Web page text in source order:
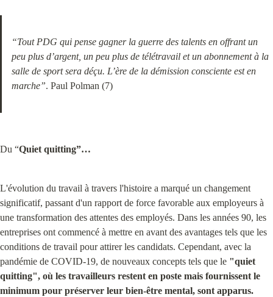
“Tout PDG qui pense gagner la guerre des talents en offrant un
peu plus d’argent, un peu plus de télétravail et un abonnement à la
salle de sport sera déçu. L’ère de la démission consciente est en
marche”. Paul Polman (7)
Du “Quiet quitting”…
L'évolution du travail à travers l'histoire a marqué un changement
significatif, passant d'un rapport de force favorable aux employeurs à
une transformation des attentes des employés. Dans les années 90, les
entreprises ont commencé à mettre en avant des avantages tels que les
conditions de travail pour attirer les candidats. Cependant, avec la
pandémie de COVID-19, de nouveaux concepts tels que le "quiet
quitting", où les travailleurs restent en poste mais fournissent le
minimum pour préserver leur bien-être mental, sont apparus.